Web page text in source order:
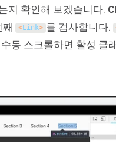
지 확인해 보겠습니다.
째
<Link> 를 검사합니다.
동 스크롤하면 활성 클